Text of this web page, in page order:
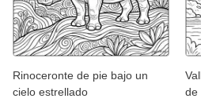
Rinoceronte de pie bajo un
cielo estrellado
de